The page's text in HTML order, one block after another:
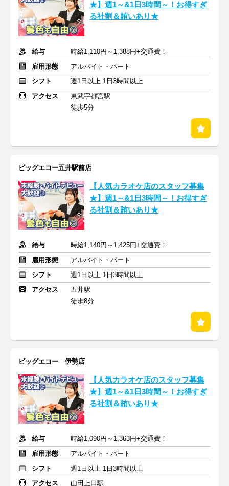
★】週1～&1日3時間～！お得すぎ
る社割＆賄いあり★
給与
時給1,110円～1,388円+交通費！
雇用形態
アルバイト・パート
シフト
週1日以上 1日3時間以上
アクセス
東武宇都宮駅
徒歩5分
ビッグエコー五井駅前店
【人気カラオケ店のスタッフ募集
★】週1～&1日3時間～！お得すぎ
る社割＆賄いあり★
給与
時給1,140円～1,425円+交通費！
雇用形態
アルバイト・パート
シフト
週1日以上 1日3時間以上
アクセス
五井駅
徒歩8分
ビッグエコー 伊勢店
【人気カラオケ店のスタッフ募集
★】週1～&1日3時間～！お得すぎ
る社割＆賄いあり★
給与
時給1,090円～1,363円+交通費！
雇用形態
アルバイト・パート
シフト
週1日以上 1日3時間以上
アクセス
山田上口駅